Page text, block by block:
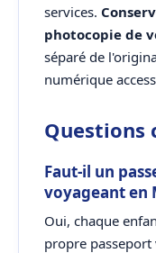
services.
photocopie de
séparé de
numérique
Questions
Faut-il un
voyageant en
Oui, chaque
propre